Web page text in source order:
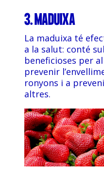
3. MADUIXA
La maduixa té
a la salut: conté
beneficioses per
prevenir
ronyons i a
altres.